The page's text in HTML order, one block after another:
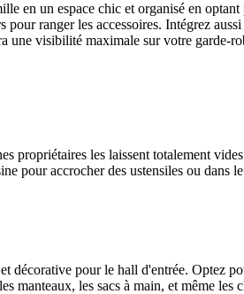
en un espace chic et organisé en
ranger les accessoires. Intégrez
visibilité maximale sur votre garde-
propriétaires les laissent totalement
pour accrocher des ustensiles ou dans
décorative pour le hall d'entrée. Optez
manteaux, les sacs à main, et même les